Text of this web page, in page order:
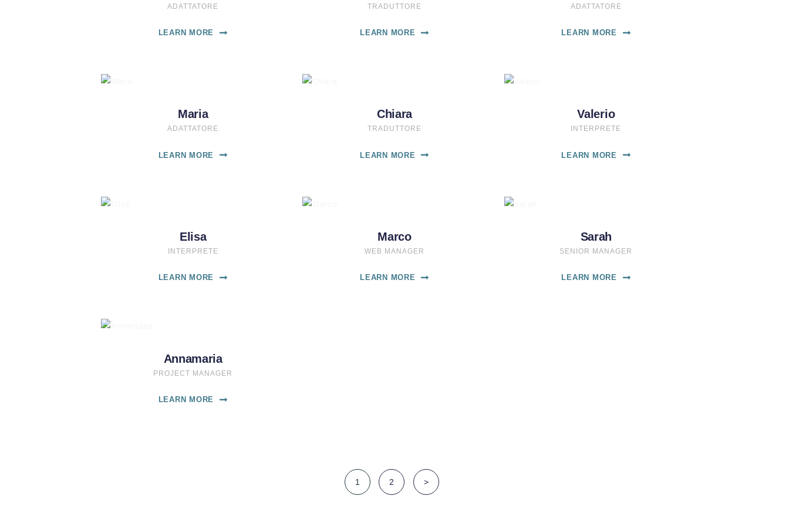
ADATTATORE
LEARN MORE
TRADUTTORE
LEARN MORE
ADATTATORE
LEARN MORE
Maria
ADATTATORE
LEARN MORE
Chiara
TRADUTTORE
LEARN MORE
Valerio
INTERPRETE
LEARN MORE
Elisa
INTERPRETE
LEARN MORE
Marco
WEB MANAGER
LEARN MORE
Sarah
SENIOR MANAGER
LEARN MORE
Annamaria
PROJECT MANAGER
LEARN MORE
PAGE
1 PAGE
2 >